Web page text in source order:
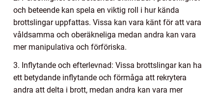
och beteende kan spela en viktig roll i hur kända
brottslingar uppfattas. Vissa kan vara känt för att vara
våldsamma och oberäkneliga medan andra kan vara
mer manipulativa och förföriska.
3. Inflytande och efterlevnad: Vissa brottslingar kan ha
ett betydande inflytande och förmåga att rekrytera
andra att delta i brott, medan andra kan vara mer